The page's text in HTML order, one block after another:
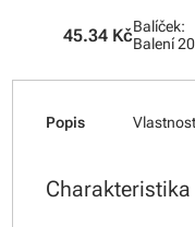
45.34 KčBalíček:
Balení
Popis